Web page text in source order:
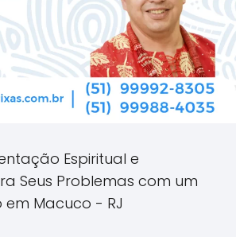
Espiritual e
Seus Problemas com um
em Macuco - RJ